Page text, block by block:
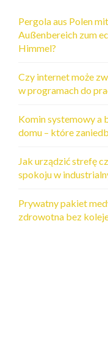
Pergola aus Polen
Außenbereich zum
Himmel?
Czy internet może
w programach do
Komin systemowy a
domu – które
Jak urządzić strefę
spokoju w
Prywatny pakiet
zdrowotna bez